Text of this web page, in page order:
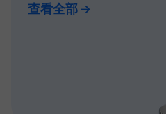
查看全部